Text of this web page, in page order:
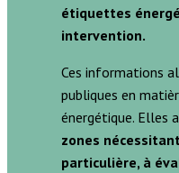
étiquettes
intervention.
Ces informations
publiques en
énergétique. Elles
zones
particulière, à